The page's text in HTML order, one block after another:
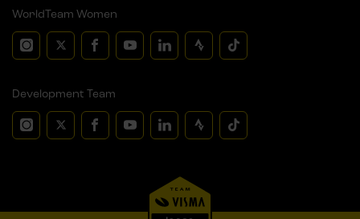
WorldTeam Women
Development Team